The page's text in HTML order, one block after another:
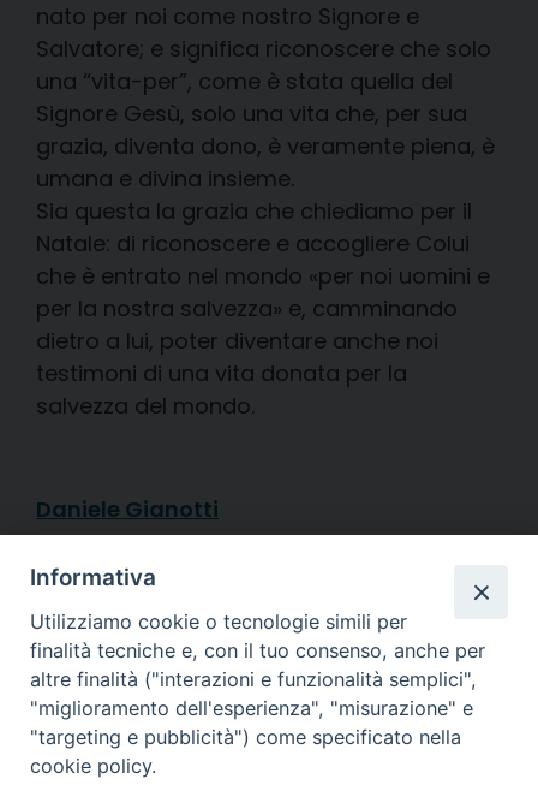
nato per noi come nostro Signore e
Salvatore; e significa riconoscere che solo
una “vita-per”, come è stata quella del
Signore Gesù, solo una vita che, per sua
grazia, diventa dono, è veramente piena, è
umana e divina insieme.
Sia questa la grazia che chiediamo per il
Natale: di riconoscere e accogliere Colui
che è entrato nel mondo «per noi uomini e
per la nostra salvezza» e, camminando
dietro a lui, poter diventare anche noi
testimoni di una vita donata per la
salvezza del mondo.
Daniele Gianotti
CREMA
Informativa
Utilizziamo cookie o tecnologie simili per
finalità tecniche e, con il tuo consenso, anche per
altre finalità ("interazioni e funzionalità semplici",
"miglioramento dell'esperienza", "misurazione" e
"targeting e pubblicità") come specificato nella
cookie policy.